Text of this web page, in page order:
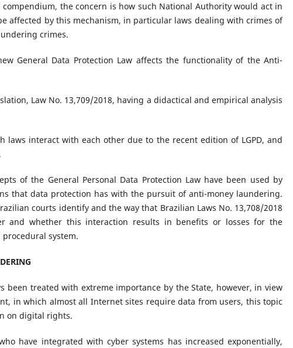
the concern is how such National Authority would act in
affected by this mechanism, in particular laws dealing with crimes of
crimes.
General Data Protection Law affects the functionality of the Anti-
Law No. 13,709/2018, having a didactical and empirical analysis
interact with each other due to the recent edition of LGPD, and
of the General Personal Data Protection Law have been used by
that data protection has with the pursuit of anti-money laundering.
courts identify and the way that Brazilian Laws No. 13,708/2018
and whether this interaction results in benefits or losses for the
system.
been treated with extreme importance by the State, however, in view
in which almost all Internet sites require data from users, this topic
on digital rights.
have integrated with cyber systems has increased exponentially,